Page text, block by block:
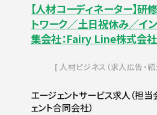
【人材コーディネーター】研
トワーク／土日祝休み／イ
集会社：Fairy Line株式会社
人材ビジネス（求人広告・紹
エージェントサービス求人（担
ェント合同会社）